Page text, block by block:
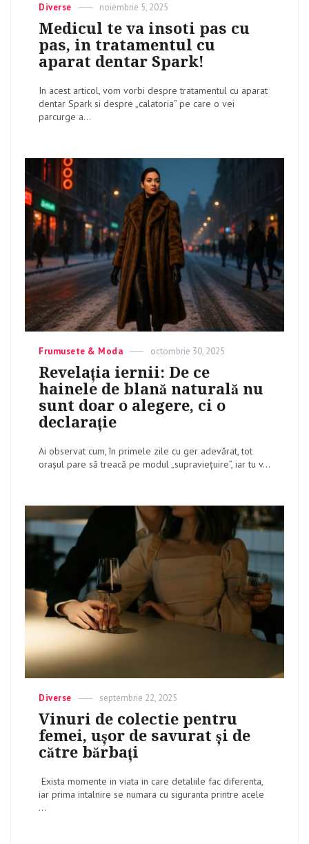
Categories
Diverse
Posted
on
noiembrie 5, 2025
Medicul te va insoti pas cu
pas, in tratamentul cu
aparat dentar Spark!
In acest articol, vom vorbi despre tratamentul cu aparat
dentar Spark si despre „calatoria” pe care o vei
parcurge a...
Categories
Frumusete & Moda
Posted
on
octombrie 30, 2025
Revelația iernii: De ce
hainele de blană naturală nu
sunt doar o alegere, ci o
declarație
Ai observat cum, în primele zile cu ger adevărat, tot
orașul pare să treacă pe modul „supraviețuire”, iar tu v...
Categories
Diverse
Posted
on
septembrie 22, 2025
Vinuri de colectie pentru
femei, ușor de savurat și de
către bărbați
Exista momente in viata in care detaliile fac diferenta,
iar prima intalnire se numara cu siguranta printre acele
...